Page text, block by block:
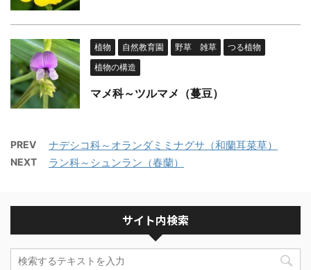
植物 自然教育園 野草 雑草
つる植物
植物の構造
マメ科～ツルマメ（蔓豆）
PREV ナデシコ科～オランダミミナグサ（和蘭耳菜草）
NEXT ラン科～シュンラン（春蘭）
サイト内検索